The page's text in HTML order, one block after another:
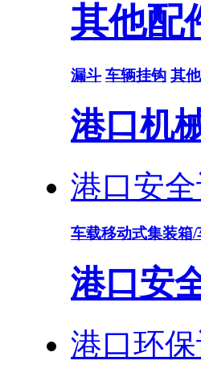
其他配
漏斗 车辆挂钩 其他
港口机
港口安
车载移动式集装箱
港口安
港口环